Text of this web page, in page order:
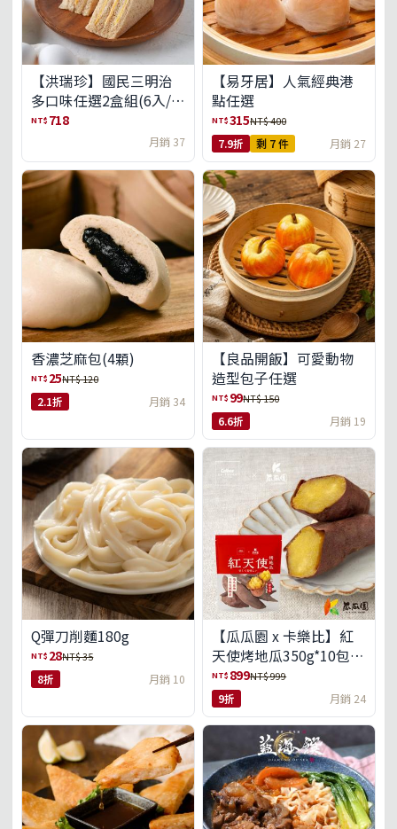
【洪瑞珍】國民三明治
多口味任選2盒組(6入/
盒)(免運)
NT$ 718
月銷 37
【易牙居】人氣經典港
點任選
NT$315NT$ 400
7.9折 剩 7 件 月銷 27
香濃芝麻包(4顆)
NT$ 25NT$ 120
2.1折 月銷 34
【良品開飯】可愛動物
造型包子任選
NT$ 99NT$ 150
6.6折 月銷 19
Q彈刀削麵180g
NT$ 28NT$ 35
8折 月銷 10
【瓜瓜園 x 卡樂比】紅
天使烤地瓜350g*10包
(免運組)
NT$ 899NT$ 999
9折 月銷 24